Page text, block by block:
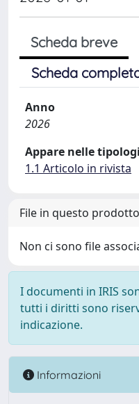
Scheda breve
Scheda
Anno
2026
Appare nelle
1.1 Articolo in rivista
File in questo
Non ci sono file
I documenti in IRIS
tutti i diritti sono
indicazione.
Informazioni